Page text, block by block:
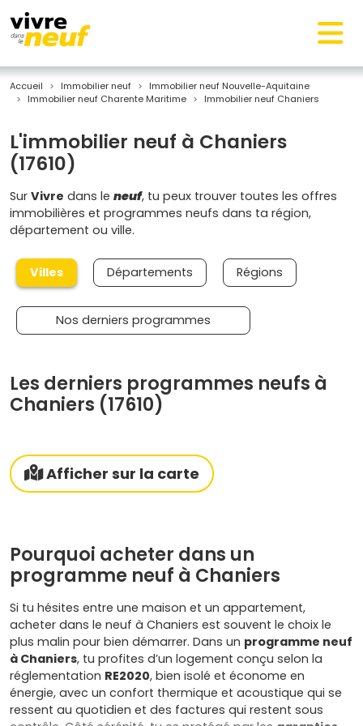
Accueil Immobilier neuf
Immobilier neuf Nouvelle-Aquitaine
Immobilier neuf Charente Maritime
Immobilier neuf Chaniers
L'immobilier neuf à Chaniers
(17610)
Sur Vivre dans le neuf, tu peux trouver toutes les offres
immobilières et programmes neufs dans ta région,
département ou ville.
Villes Départements Régions
Nos derniers programmes
Les derniers programmes neufs à
Chaniers (17610)
Afficher sur la carte
Pourquoi acheter dans un
programme neuf à Chaniers
Si tu hésites entre une maison et un appartement,
acheter dans le neuf à Chaniers est souvent le choix le
plus malin pour bien démarrer. Dans un programme neuf
à Chaniers, tu profites d’un logement conçu selon la
réglementation RE2020, bien isolé et économe en
énergie, avec un confort thermique et acoustique qui se
ressent au quotidien et des factures qui restent sous